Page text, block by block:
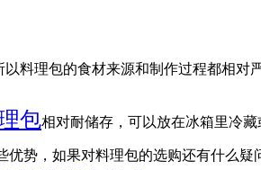
以料理包的食材来源和制作过程都相对
包相对耐储存，可以放在冰箱里冷
优势，如果对料理包的选购还有什么疑